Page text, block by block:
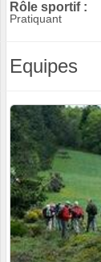
Rôle sportif :
Pratiquant
Equipes